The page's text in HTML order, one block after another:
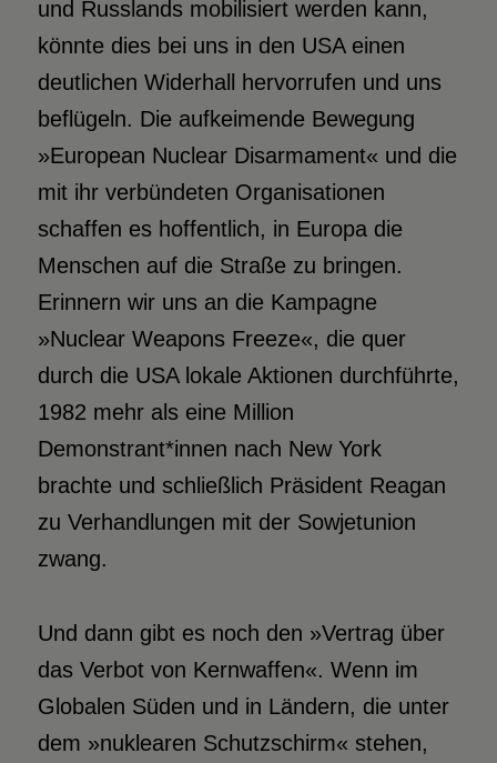
und Russlands mobilisiert werden kann,
könnte dies bei uns in den USA einen
deutlichen Widerhall hervorrufen und uns
beflügeln. Die aufkeimende Bewegung
»European Nuclear Disarmament« und die
mit ihr verbündeten Organisationen
schaffen es hoffentlich, in Europa die
Menschen auf die Straße zu bringen.
Erinnern wir uns an die Kampagne
»Nuclear Weapons Freeze«, die quer
durch die USA lokale Aktionen durchführte,
1982 mehr als eine Million
Demonstrant*innen nach New York
brachte und schließlich Präsident Reagan
zu Verhandlungen mit der Sowjetunion
zwang.
Und dann gibt es noch den »Vertrag über
das Verbot von Kernwaffen«. Wenn im
Globalen Süden und in Ländern, die unter
dem »nuklearen Schutzschirm« stehen,